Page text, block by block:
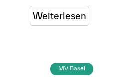
Weiterlesen
MV Basel